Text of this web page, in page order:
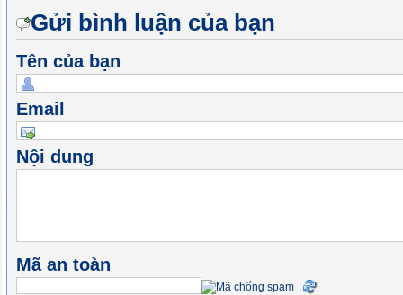
Gửi bình luận của bạn
Tên của bạn
Email
Nội dung
Mã an toàn